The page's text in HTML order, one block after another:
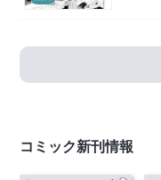
コミック新刊情報